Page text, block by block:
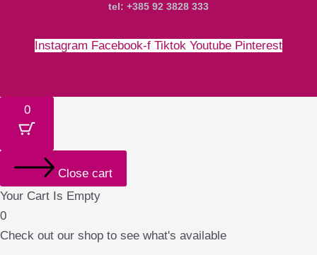
tel: +385 92 3828 333
Instagram Facebook-f Tiktok Youtube Pinterest
0
Close cart
Your Cart Is Empty
0
Check out our shop to see what's available